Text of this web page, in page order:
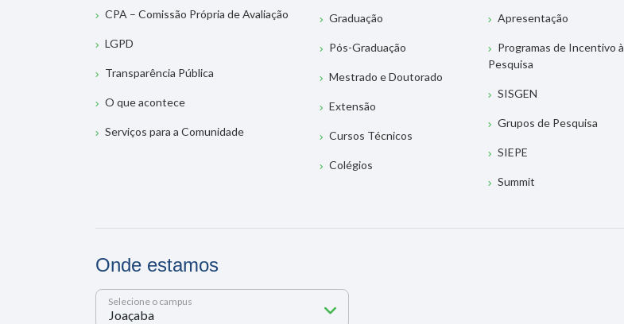
CPA – Comissão Própria de Avaliação
LGPD
Transparência Pública
O que acontece
Serviços para a Comunidade
Graduação
Pós-Graduação
Mestrado e Doutorado
Extensão
Cursos Técnicos
Colégios
Apresentação
Programas de Incentivo à
Pesquisa
SISGEN
Grupos de Pesquisa
SIEPE
Summit
Onde estamos
Selecione o campus